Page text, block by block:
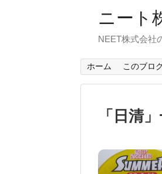
ニート
NEET株式会社
ホーム このブロ
「 日清」